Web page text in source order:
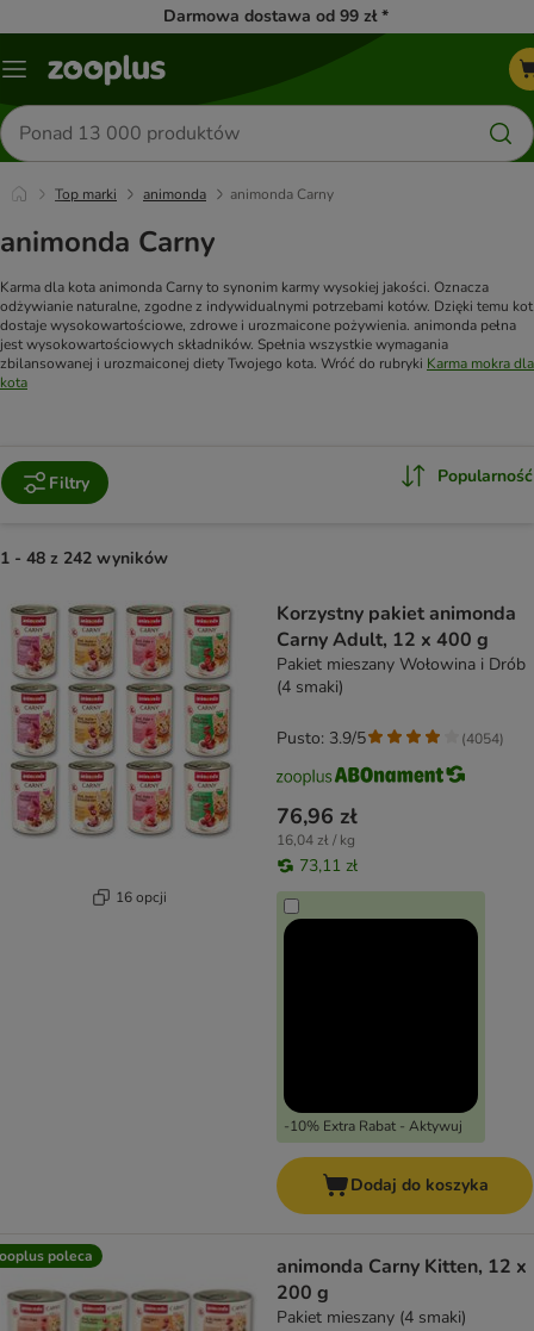
Darmowa dostawa od 99 zł *
Menu
Szukaj
produktów
Top marki animonda animonda Carny
animonda Carny
Karma dla kota animonda Carny to synonim karmy wysokiej jakości. Oznacza
odżywianie naturalne, zgodne z indywidualnymi potrzebami kotów. Dzięki temu kot
dostaje wysokowartościowe, zdrowe i urozmaicone pożywienia. animonda pełna
jest wysokowartościowych składników. Spełnia wszystkie wymagania
zbilansowanej i urozmaiconej diety Twojego kota. Wróć do rubryki Karma mokra dla
kota
Filtry Popularność
1 - 48 z 242 wyników
16 opcji
Korzystny pakiet animonda
Carny Adult, 12 x 400 g
Pakiet mieszany Wołowina i Drób
(4 smaki)
76,96 zł
16,04 zł / kg
73,11 zł
-10% Extra Rabat - Aktywuj
Pusto: 3.9/5 (4054)
Dodaj do koszyka
poleca
animonda Carny Kitten, 12 x
200 g
Pakiet mieszany (4 smaki)